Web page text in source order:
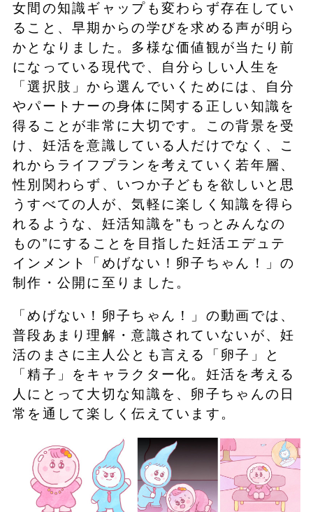
女間の知識ギャップも変わらず存在してい
ること、早期からの学びを求める声が明ら
かとなりました。多様な価値観が当たり前
になっている現代で、自分らしい人生を
「選択肢」から選んでいくためには、自分
やパートナーの身体に関する正しい知識を
得ることが非常に大切です。この背景を受
け、妊活を意識している人だけでなく、こ
れからライフプランを考えていく若年層、
性別関わらず、いつか子どもを欲しいと思
うすべての人が、気軽に楽しく知識を得ら
れるような、妊活知識を”もっとみんなの
もの”にすることを目指した妊活エデュテ
インメント「めげない！卵子ちゃん！」の
制作・公開に至りました。
「めげない！卵子ちゃん！」の動画では、
普段あまり理解・意識されていないが、妊
活のまさに主人公とも言える「卵子」と
「精子」をキャラクター化。妊活を考える
人にとって大切な知識を、卵子ちゃんの日
常を通して楽しく伝えています。